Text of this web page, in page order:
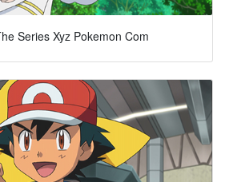
Series Xyz Pokemon Com